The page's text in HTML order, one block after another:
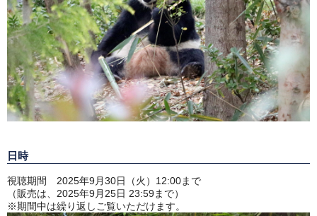
日時
視聴期間 2025年9月30日（火）12:00まで
（販売は、2025年9月25日 23:59まで）
※期間中は繰り返しご覧いただけます。